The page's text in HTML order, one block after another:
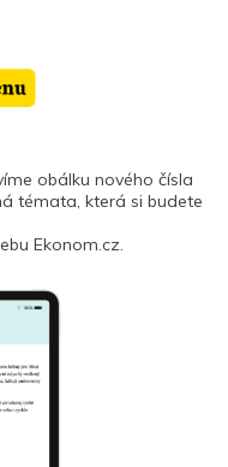
obálku nového čísla
témata, která si budete
Ekonom.cz.